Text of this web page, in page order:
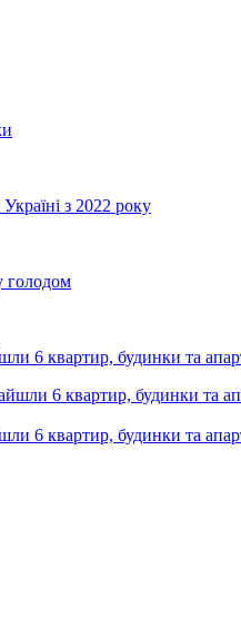
з 2022 року
голодом
6 квартир, будинки та
6 квартир, будинки та